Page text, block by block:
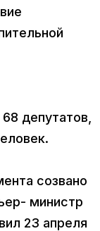
депутатов,
созвано
министр
23 апреля